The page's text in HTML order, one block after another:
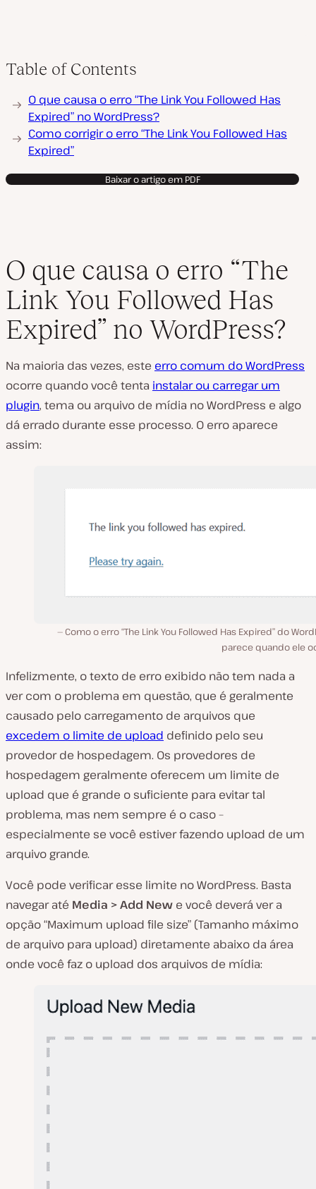
o
d
u
z
í
d
Table of Contents
O que causa o erro “The Link You Followed Has
Expired” no WordPress?
Como corrigir o erro “The Link You Followed Has
Expired”
Baixar o artigo em PDF
O que causa o erro “The
Link You Followed Has
Expired” no WordPress?
Na maioria das vezes, este erro comum do WordPress
ocorre quando você tenta instalar ou carregar um
plugin, tema ou arquivo de mídia no WordPress e algo
dá errado durante esse processo. O erro aparece
assim:
Como o erro “The Link You Followed Has Expired” do
parece quando ele
Infelizmente, o texto de erro exibido não tem nada a
ver com o problema em questão, que é geralmente
causado pelo carregamento de arquivos que
excedem o limite de upload definido pelo seu
provedor de hospedagem. Os provedores de
hospedagem geralmente oferecem um limite de
upload que é grande o suficiente para evitar tal
problema, mas nem sempre é o caso –
especialmente se você estiver fazendo upload de um
arquivo grande.
Você pode verificar esse limite no WordPress. Basta
navegar até Media > Add New e você deverá ver a
opção “Maximum upload file size” (Tamanho máximo
de arquivo para upload) diretamente abaixo da área
onde você faz o upload dos arquivos de mídia: